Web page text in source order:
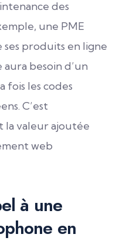
des
une PME
produits en ligne
besoin d’un
fois les codes
C’est
la valeur ajoutée
web
à une
en